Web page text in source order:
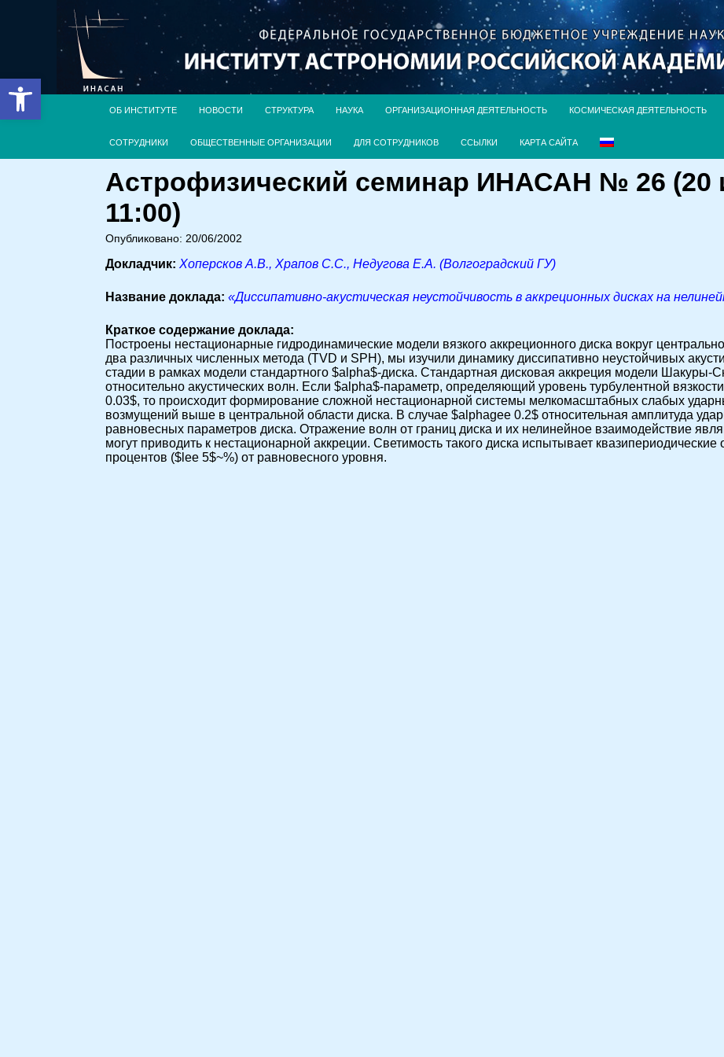
Открыть панель инструментов
ОБ ИНСТИТУТЕ НОВОСТИ СТРУКТУРА НАУКА ОРГАНИЗАЦИОННАЯ ДЕЯТЕЛЬНОСТЬ КОСМИЧЕСКАЯ ДЕЯТЕЛЬНОСТЬ
СОТРУДНИКИ ОБЩЕСТВЕННЫЕ ОРГАНИЗАЦИИ ДЛЯ СОТРУДНИКОВ ССЫЛКИ КАРТА САЙТА
Астрофизический семинар ИНАСАН № 26 (20
11:00)
Опубликовано: 20/06/2002
Докладчик: Хоперсков А.В., Храпов С.С., Недугова Е.А. (Волгоградский ГУ)
Название доклада: «Диссипативно-акустическая неустойчивость в аккреционных дисках на
Краткое содержание доклада:
Построены нестационарные гидродинамические модели вязкого аккреционного диска вокруг
два различных численных метода (TVD и SPH), мы изучили динамику диссипативно неустойчивых
стадии в рамках модели стандартного $alpha$-диска. Стандартная дисковая аккреция модели Шакуры-
относительно акустических волн. Если $alpha$-параметр, определяющий уровень турбулентной
0.03$, то происходит формирование сложной нестационарной системы мелкомасштабных слабых
возмущений выше в центральной области диска. В случае $alphagee 0.2$ относительная амплитуда
равновесных параметров диска. Отражение волн от границ диска и их нелинейное взаимодействие
могут приводить к нестационарной аккреции. Светимость такого диска испытывает
процентов ($lee 5$~%) от равновесного уровня.